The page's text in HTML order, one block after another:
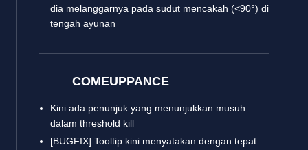
dia melanggarnya pada sudut mencakah (<90°) di
tengah ayunan
COMEUPPANCE
Kini ada penunjuk yang menunjukkan musuh
dalam threshold kill
[BUGFIX] Tooltip kini menyatakan dengan tepat